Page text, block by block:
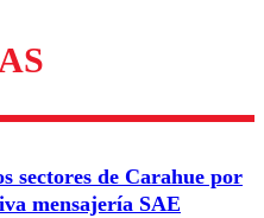
para garantizar un
sectores de Carahue por
mensajería SAE